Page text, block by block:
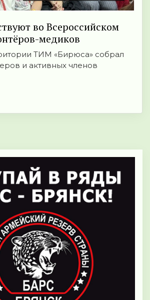
во Всероссийском
медиков
ТИМ «Бирюса» собрал
и активных членов